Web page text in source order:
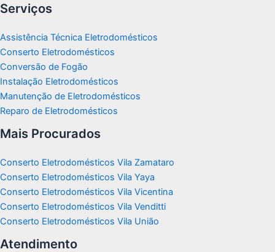
Serviços
Assistência Técnica Eletrodomésticos
Conserto Eletrodomésticos
Conversão de Fogão
Instalação Eletrodomésticos
Manutenção de Eletrodomésticos
Reparo de Eletrodomésticos
Mais Procurados
Conserto Eletrodomésticos Vila Zamataro
Conserto Eletrodomésticos Vila Yaya
Conserto Eletrodomésticos Vila Vicentina
Conserto Eletrodomésticos Vila Venditti
Conserto Eletrodomésticos Vila União
Atendimento